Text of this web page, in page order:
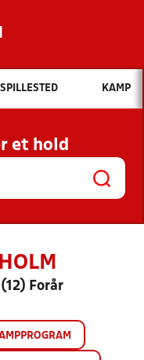
vil du søge efter?
OG NYHEDER
KLUBBER OG
SPILLESTED KAMP
et hold
Forår